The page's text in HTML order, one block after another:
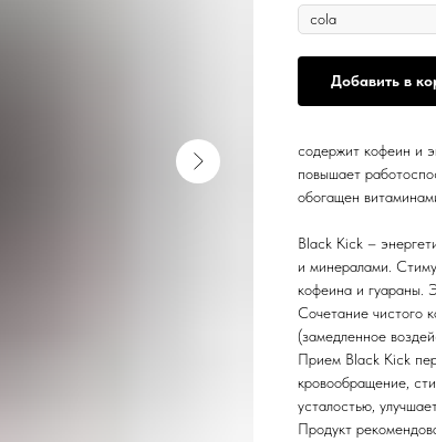
Добавить в
содержит кофеин и
повышает
обогащен
Black Kick –
и минералами.
кофеина и гуараны.
Сочетание чистого
(замедленное
Прием Black Kick
кровообращение,
усталостью,
Продукт